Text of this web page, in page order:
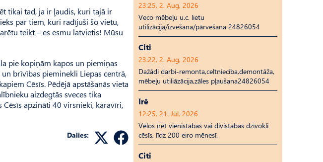
tikai tad, ja ir ļaudis, kuri tajā ir
par tiem, kuri radījuši šo vietu,
teikt – es esmu latvietis! Mūsu
pie kopiņām kapos un piemiņas
un brīvības pieminekli Liepas centrā,
Cēsīs. Pēdējā apstāšanās vieta
aizdegtās sveces tika
Cēsīs apzināti 40 virsnieki, karavīri,
Dalies:
23:25, 2. Aug, 2026
Veco mēbeļu u.c. lietu
utilizācija/izvešana/pārvešana 24826054
Citi
23:22, 2. Aug, 2026
Dažādi darbi-remonta,celtniecība,demontāža,
mēbeļu utiliāzācija,zāles pļaušana24826054
Īrē
12:25, 21. Jūl, 2026
Vēlos īrēt vienistabas vai divistabas dzīvokli
cēsīs, līdz 200 eiro mēnesī.
Citi